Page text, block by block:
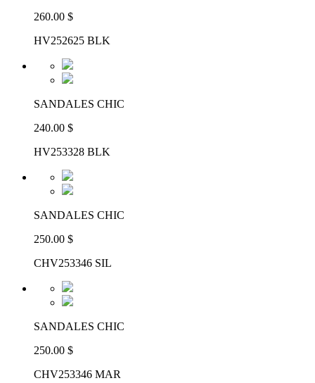
260.00 $
HV252625 BLK
SANDALES CHIC
240.00 $
HV253328 BLK
SANDALES CHIC
250.00 $
CHV253346 SIL
SANDALES CHIC
250.00 $
CHV253346 MAR